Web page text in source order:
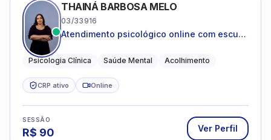
THAINÁ BARBOSA MELO
03/33916
Atendimento psicológico online com escuta
emocional
Psicologia Clínica Saúde Mental Acolhimento
CRP ativo Online
SESSÃO
R$ 90 Ver Perfil